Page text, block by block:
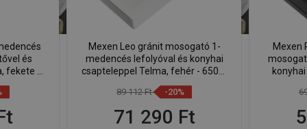
és
fekete -
Mexen Leo gránit mosogató 1-
medencés lefolyóval és konyhai
csapteleppel Telma, fehér - 6501-
20-670200-50
89 112 Ft -20%
71 290 Ft
Mexen